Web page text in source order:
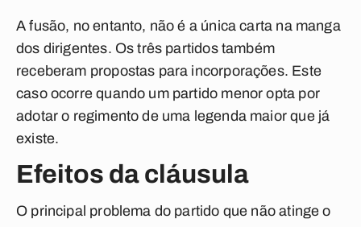
A fusão, no entanto, não é a única carta na manga
dos dirigentes. Os três partidos também
receberam propostas para incorporações. Este
caso ocorre quando um partido menor opta por
adotar o regimento de uma legenda maior que já
existe.
Efeitos da cláusula
O principal problema do partido que não atinge o